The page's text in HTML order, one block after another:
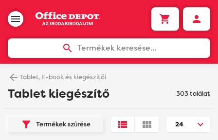
Termékek keresése...
Tablet, E-book és kiegészítői
303 találat
Tablet kiegészítő
Termékek szûrése